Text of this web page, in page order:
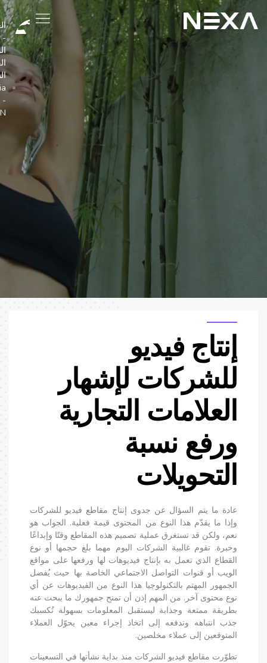
العربية
-
المملكة
العربية
السعودية
Australia
-
EN
الصفحة الرئيسية
من نحن
المدونات
أعمالنا
خدمات التسويق الرقمي
خدمات تطبيقات الهاتف المحمول والموقع الإلكتروني
إنتاج فيديو
للشركات لإشهار
العلامات التجارية
ورفع نسبة
التحويلات
عادة ما يتم السؤال عن جدوى إنتاج مقاطع فيديو للشركات
وإذا ما يقدّم هذا النوع من المحتوى قيمة فعلية. الجواب هو
نعم، ولكن قد تستغرق عملية تصميم هذه المقاطع وقتًا وإبداعًا
وخبرة. تقوم غالبية الشركات اليوم مهما بلغ حجمها أو نوع
القطاع الذي تعمل به بإنتاج فيديوهات لها ورفعها على مواقع
الويب أو قنوات التواصل الاجتماعي الخاصة بها حيث يُفضل
الجمهور المهتم بالتكنولوجيا هذا النوع من الفيديوهات عن أي
نوع محتوى آخر. من المهم إذن أن تمنح جمهورك ما يبحث عنه
بطريقة ممتعة وجذابة ليستقبل المعلومات بسهولة تُكسبك
جذب انتباهه وتدفعه إلى اتخاذ إجراء معين يحوّل العملاء
المتوقعين إلى عملاء مخلصين.
تطوّرت مقاطع فيديو الشركات منذ بداية نشأتها في التسعينات